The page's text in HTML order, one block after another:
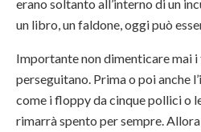
erano soltanto all’interno di un
un libro, un faldone, oggi può
Importante non dimenticare mai i
perseguitano. Prima o poi anche
come i floppy da cinque pollici o
rimarrà spento per sempre.